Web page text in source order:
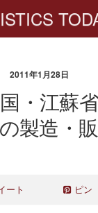
2011年1月28日
・江蘇
製造・
ート ピン